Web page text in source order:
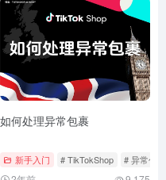
# 发货物流
如何处理异常包裹
新手入门 # TikTokShop # 异常包裹